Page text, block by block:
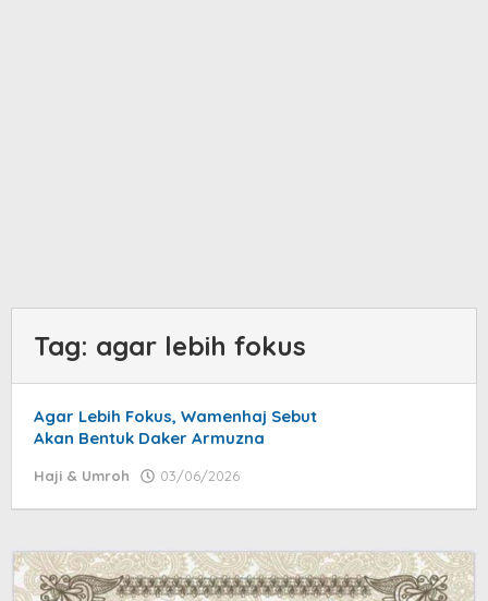
Tag: agar lebih fokus
Agar Lebih Fokus, Wamenhaj Sebut
Akan Bentuk Daker Armuzna
Haji & Umroh 03/06/2026